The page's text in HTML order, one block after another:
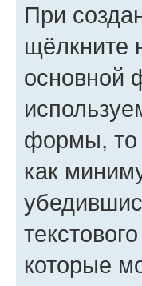
При
щёлкните
основной
формы, то
как
которые